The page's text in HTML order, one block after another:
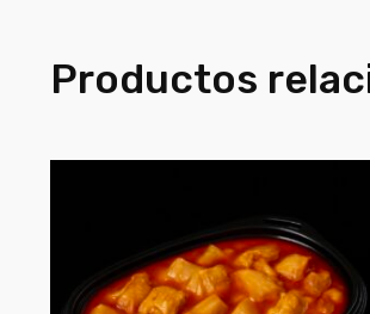
Productos